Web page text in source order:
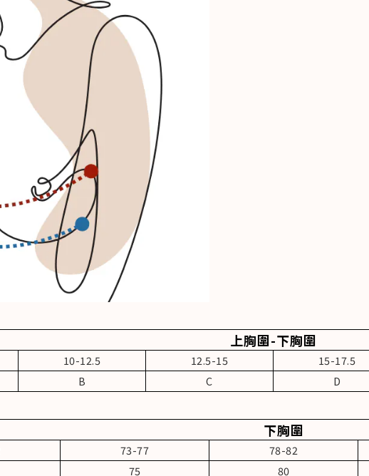
上胸圍-下胸圍
10-12.5 12.5-15 15-17.5
B C D
下胸圍
73-77 78-82
75 80